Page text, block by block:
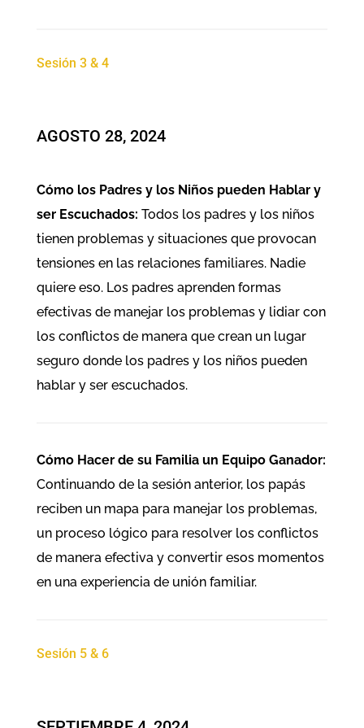
Sesión 3 & 4
AGOSTO 28, 2024
Cómo los Padres y los Niños pueden Hablar y
ser Escuchados: Todos los padres y los niños
tienen problemas y situaciones que provocan
tensiones en las relaciones familiares. Nadie
quiere eso. Los padres aprenden formas
efectivas de manejar los problemas y lidiar con
los conflictos de manera que crean un lugar
seguro donde los padres y los niños pueden
hablar y ser escuchados.
Cómo Hacer de su Familia un Equipo Ganador:
Continuando de la sesión anterior, los papás
reciben un mapa para manejar los problemas,
un proceso lógico para resolver los conflictos
de manera efectiva y convertir esos momentos
en una experiencia de unión familiar.
Sesión 5 & 6